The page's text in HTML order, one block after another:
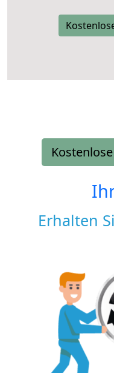
Erhalten